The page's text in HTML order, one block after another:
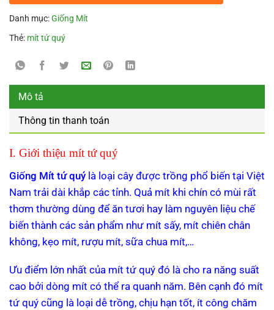
Danh mục:Giống Mít
Thẻ: mít tứ quý
Mô tả
Thông tin thanh toán
I. Giới thiệu mít tứ quý
Giống Mít tứ quý là loại cây được trồng phổ biến tại Việt
Nam trải dài khắp các tỉnh. Quả mít khi chín có mùi rất
thơm thường dùng để ăn tươi hay làm nguyên liệu chế
biến thành các sản phẩm như mít sấy, mít chiên chân
không, kẹo mít, rượu mít, sữa chua mít,…
Ưu điểm lớn nhất của mít tứ quý đó là cho ra năng suất
cao bởi dòng mít có thể ra quanh năm. Bên cạnh đó mít
tứ quý cũng là loại dễ trồng, chịu hạn tốt, ít công chăm